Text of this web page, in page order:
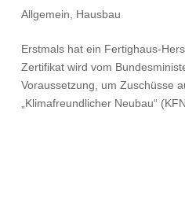
Allgemein, Hausbau
Erstmals hat ein Fertighaus-
Zertifikat wird vom
Voraussetzung, um Zuschüsse
„Klimafreundlicher Neubau“